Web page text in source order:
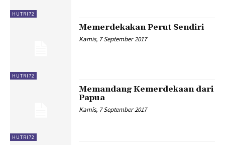
HUTRI72
HUTRI72
Memerdekakan Perut Sendiri
Kamis, 7 September 2017
HUTRI72
Memandang Kemerdekaan dari
Papua
Kamis, 7 September 2017